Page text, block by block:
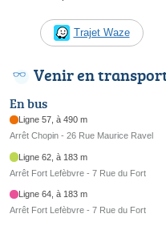
Trajet Waze
Venir en
En bus
Ligne 57, à 490 m
Arrêt Chopin - 26 Rue Maurice Ravel
Ligne 62, à 183 m
Arrêt Fort Lefèbvre - 7 Rue du Fort
Ligne 64, à 183 m
Arrêt Fort Lefèbvre - 7 Rue du Fort